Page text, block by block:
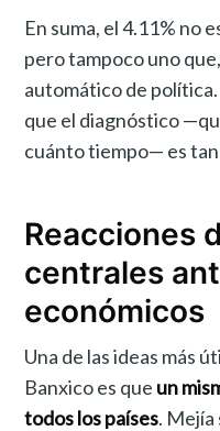
En suma, el 4.11% no
pero tampoco uno
automático de política.
que el diagnóstico
cuánto tiempo— es
Reacciones
centrales
económicos
Una de las ideas más
Banxico es que un
todos los países. Mejía